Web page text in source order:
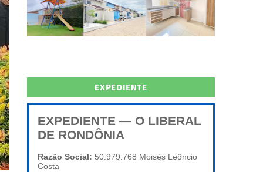
EXPEDIENTE
EXPEDIENTE — O LIBERAL
DE RONDÔNIA
Razão Social: 50.979.768 Moisés Leôncio
Costa